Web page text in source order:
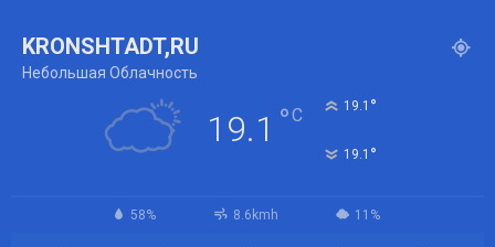
KRONSHTADT,RU
Небольшая Облачность
19.1 °C 19.1 °
19.1 °
58% 8.6kmh 11%